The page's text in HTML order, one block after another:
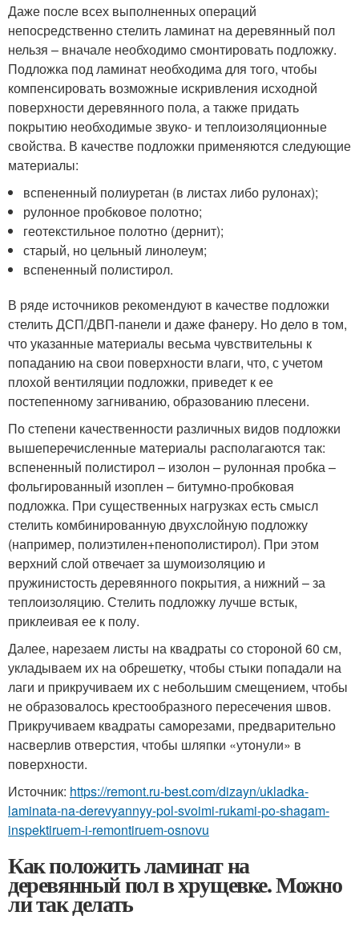
Даже после всех выполненных операций
непосредственно стелить ламинат на деревянный пол
нельзя – вначале необходимо смонтировать подложку.
Подложка под ламинат необходима для того, чтобы
компенсировать возможные искривления исходной
поверхности деревянного пола, а также придать
покрытию необходимые звуко- и теплоизоляционные
свойства. В качестве подложки применяются следующие
материалы:
вспененный полиуретан (в листах либо рулонах);
рулонное пробковое полотно;
геотекстильное полотно (дернит);
старый, но цельный линолеум;
вспененный полистирол.
В ряде источников рекомендуют в качестве подложки
стелить ДСП/ДВП-панели и даже фанеру. Но дело в том,
что указанные материалы весьма чувствительны к
попаданию на свои поверхности влаги, что, с учетом
плохой вентиляции подложки, приведет к ее
постепенному загниванию, образованию плесени.
По степени качественности различных видов подложки
вышеперечисленные материалы располагаются так:
вспененный полистирол – изолон – рулонная пробка –
фольгированный изоплен – битумно-пробковая
подложка. При существенных нагрузках есть смысл
стелить комбинированную двухслойную подложку
(например, полиэтилен+пенополистирол). При этом
верхний слой отвечает за шумоизоляцию и
пружинистость деревянного покрытия, а нижний – за
теплоизоляцию. Стелить подложку лучше встык,
приклеивая ее к полу.
Далее, нарезаем листы на квадраты со стороной 60 см,
укладываем их на обрешетку, чтобы стыки попадали на
лаги и прикручиваем их с небольшим смещением, чтобы
не образовалось крестообразного пересечения швов.
Прикручиваем квадраты саморезами, предварительно
насверлив отверстия, чтобы шляпки «утонули» в
поверхности.
Источник: https://remont.ru-best.com/dizayn/ukladka-
laminata-na-derevyannyy-pol-svoimi-rukami-po-shagam-
inspektiruem-i-remontiruem-osnovu
Как положить ламинат на
деревянный пол в хрущевке. Можно
ли так делать